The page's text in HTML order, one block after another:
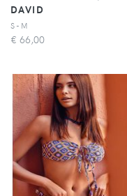
DAVID
S - M
€ 66,00